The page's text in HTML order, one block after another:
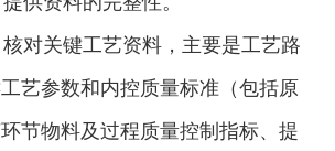
关键工艺资料，主要是工艺路
艺参数和内控质量标准（包括原
节物料及过程质量控制指标、提